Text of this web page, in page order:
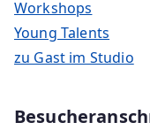
Workshops
Young Talents
zu Gast im Studio